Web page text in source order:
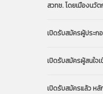
สวทช. โดยเมืองนวั
เปิดรับสมัครผู้ประก
เปิดรับสมัครผู้สนใจ
เปิดรับสมัครแล้ว ห